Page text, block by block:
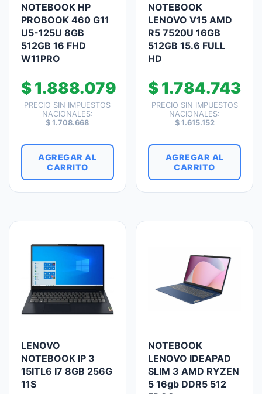
NOTEBOOK HP
PROBOOK 460 G11
U5-125U 8GB
512GB 16 FHD
W11PRO
$1.888.079
PRECIO SIN IMPUESTOS
NACIONALES:
$ 1.708.668
AGREGAR AL
CARRITO
NOTEBOOK
LENOVO V15 AMD
R5 7520U 16GB
512GB 15.6 FULL
HD
$1.784.743
PRECIO SIN IMPUESTOS
NACIONALES:
$1.615.152
AGREGAR AL
CARRITO
LENOVO
NOTEBOOK IP 3
15ITL6 I7 8GB 256G
11S
NOTEBOOK
LENOVO IDEAPAD
SLIM 3 AMD RYZEN
5 16gb DDR5 512